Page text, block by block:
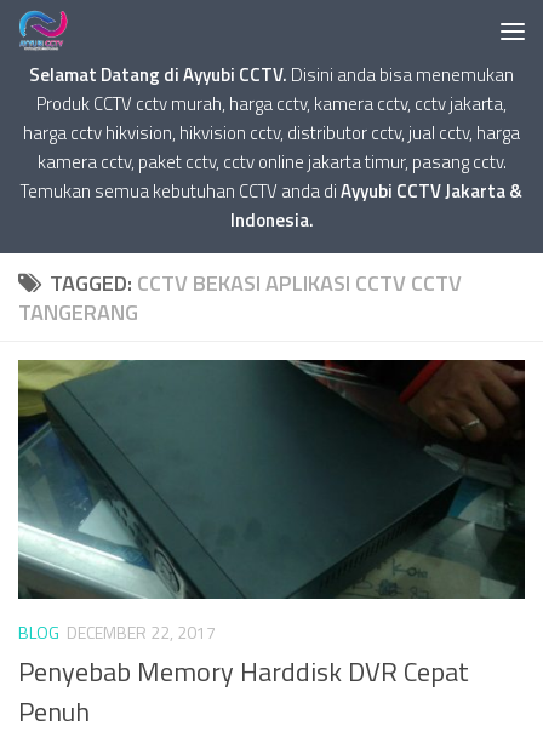
Selamat Datang di Ayyubi CCTV. Disini anda bisa menemukan
Produk CCTV cctv murah, harga cctv, kamera cctv, cctv jakarta,
harga cctv hikvision, hikvision cctv, distributor cctv, jual cctv, harga
kamera cctv, paket cctv, cctv online jakarta timur, pasang cctv.
Temukan semua kebutuhan CCTV anda diAyyubi CCTV Jakarta &
Indonesia.
TAGGED: CCTV BEKASI APLIKASI CCTV CCTV
TANGERANG
BLOG DECEMBER 22, 2017
Penyebab Memory Harddisk DVR Cepat
Penuh